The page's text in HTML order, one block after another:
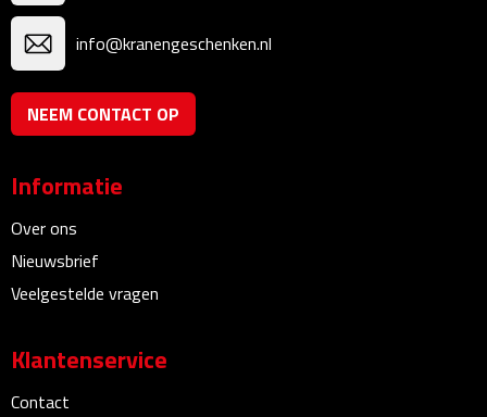
Briefopeners
Gummen
Linialen
Magneten
Muismatten
Pennen etui's
Pennenhouders
Puntenslijpers
info@kranengeschenken.nl
NEEM CONTACT OP
Informatie
Over ons
Nieuwsbrief
Veelgestelde vragen
Klantenservice
Contact